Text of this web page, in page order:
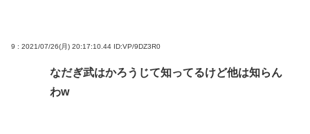
9 : 2021/07/26(月) 20:17:10.44 ID:VP/9DZ3R0
なだぎ武はかろうじて知ってるけど他は知らん
わw